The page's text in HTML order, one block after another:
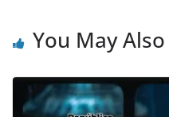
You May